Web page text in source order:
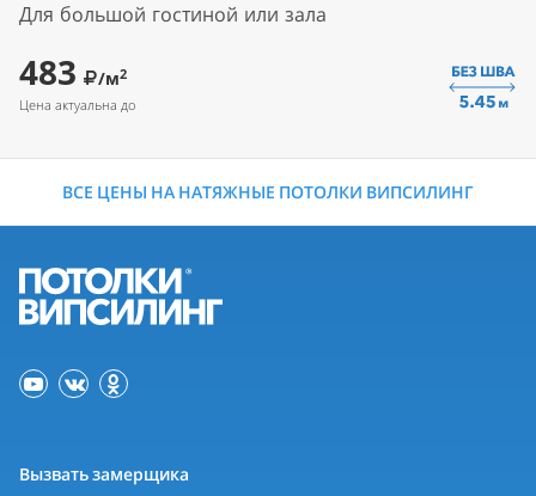
Для большой гостиной или зала
483 /м2
Цена актуальна до
ВСЕ ЦЕНЫ НА НАТЯЖНЫЕ ПОТОЛКИ ВИПСИЛИНГ
Вызвать замерщика